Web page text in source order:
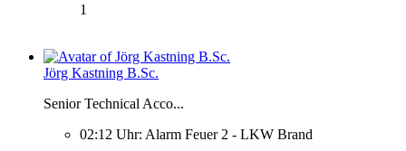
1
Jörg Kastning B.Sc.
Senior Technical Acco...
02:12 Uhr: Alarm Feuer 2 - LKW Brand